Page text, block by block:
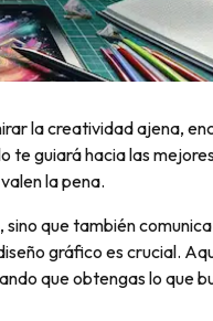
la creatividad ajena,
te guiará hacia las
la pena.
que también
gráfico es crucial.
que obtengas lo que